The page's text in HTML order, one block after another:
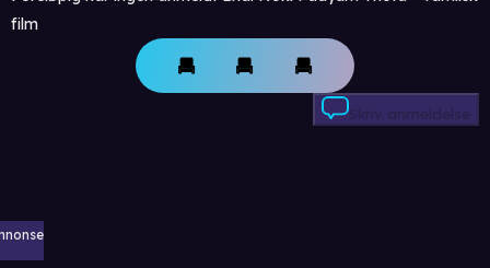
film
Skriv anmeldelse